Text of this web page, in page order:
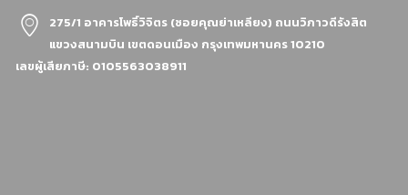
275/1 อาคารโพธิ์วิจิตร (ซอยคุณย่าเหลียง) ถนนวิภาวดีรังสิต
แขวงสนามบิน เขตดอนเมือง กรุงเทพมหานคร 10210
เลขผู้เสียภาษี: 0105563038911